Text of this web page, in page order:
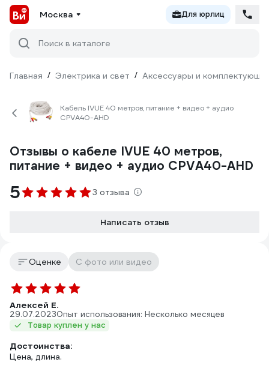
Москва Для юрлиц
Поиск в каталоге
Главная / Электрика и свет / Аксессуары и
Кабель IVUE 40 метров, питание + видео + аудио
CPVА40-AHD
Отзывы о кабеле IVUE 40 метров,
питание + видео + аудио CPVА40-AHD
5 3 отзыва
Написать отзыв
Оценке С фото или видео
Алексей Е.
29.07.2023Опыт использования: Несколько месяцев
Товар куплен у нас
Достоинства:
Цена, длина.